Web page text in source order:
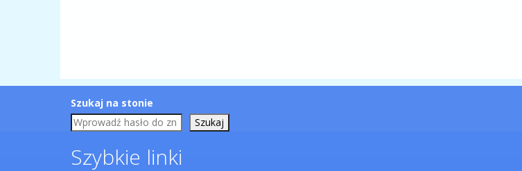
Szukaj na stonie
Szukaj
Szybkie linki